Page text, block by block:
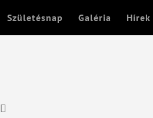
Születésnap Galéria Hírek